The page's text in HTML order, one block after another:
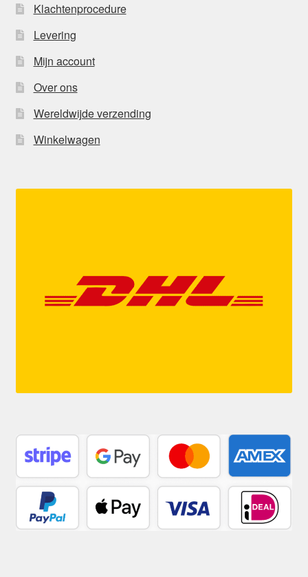
Klachtenprocedure
Levering
Mijn account
Over ons
Wereldwijde verzending
Winkelwagen